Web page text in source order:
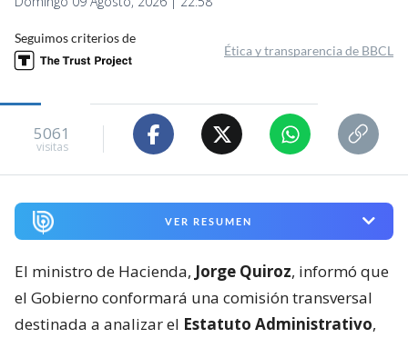
Seguimos criterios de
Ética y transparencia de BBCL
5061
visitas
VER RESUMEN
El ministro de Hacienda, Jorge Quiroz, informó que
el Gobierno conformará una comisión transversal
destinada a analizar el Estatuto Administrativo,